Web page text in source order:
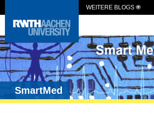
WEITERE BLOGS
SmartMed